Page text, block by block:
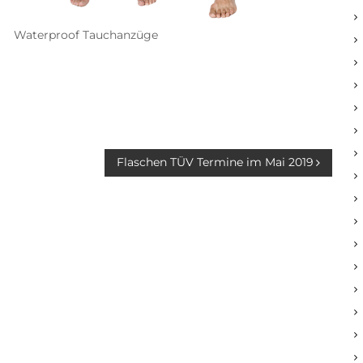
Waterproof Tauchanzüge
Flaschen TÜV Termine im Mai 2019